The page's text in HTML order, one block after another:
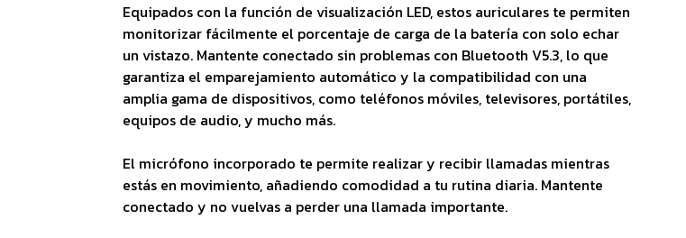
Equipados con la función de visualización LED, estos auriculares te permiten
monitorizar fácilmente el porcentaje de carga de la batería con solo echar
un vistazo. Mantente conectado sin problemas con Bluetooth V5.3, lo que
garantiza el emparejamiento automático y la compatibilidad con una
amplia gama de dispositivos, como teléfonos móviles, televisores, portátiles,
equipos de audio, y mucho más.
El micrófono incorporado te permite realizar y recibir llamadas mientras
estás en movimiento, añadiendo comodidad a tu rutina diaria. Mantente
conectado y no vuelvas a perder una llamada importante.